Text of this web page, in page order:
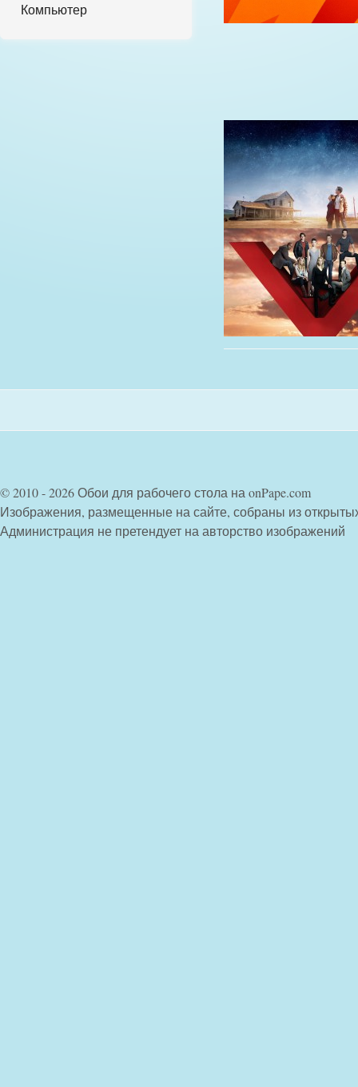
Компьютер
© 2010 - 2026 Обои для рабочего стола на onPape.com
Изображения, размещенные на сайте, собраны из
Администрация не претендует на авторство изображений